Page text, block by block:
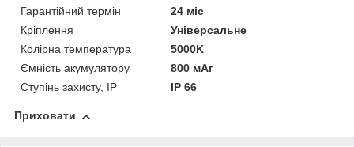
Гарантійний термін
24 міс
Кріплення
Універсальне
Колірна температура
5000K
Ємність акумулятору
800 мАг
Ступінь захисту, IP
IP 66
Приховати